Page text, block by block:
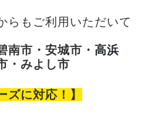
らもご利用いただいて
南市・安城市・ 高浜
・みよし市
ズに対応！】